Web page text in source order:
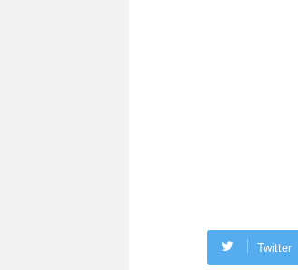
Twitter